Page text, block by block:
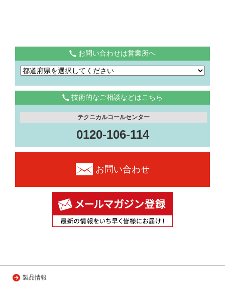
お問い合わせは営業所へ
技術的なご相談などはこちら
テクニカルコールセンター
0120-106-114
お問い合わせ
製品情報